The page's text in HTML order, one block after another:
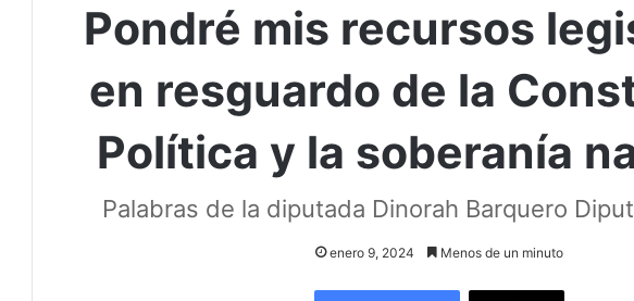
Pondré mis recursos
en resguardo de la
Política y la soberanía
Palabras de la diputada Dinorah Barquero
enero 9, 2024 Menos de un minuto